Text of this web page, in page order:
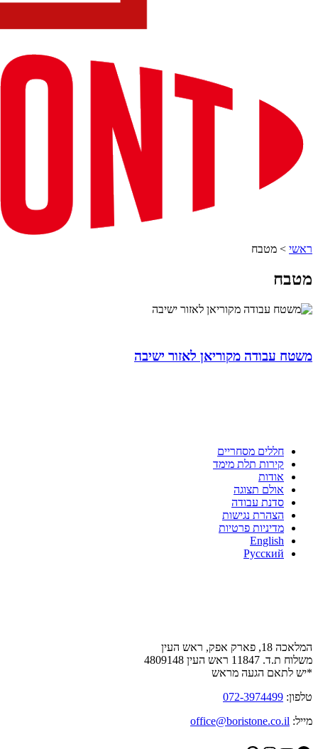
ראשי > מטבח
מטבח
משטח עבודה מקוריאן לאזור ישיבה
חללים מסחריים
קירות תלת מימד
אודות
אולם תצוגה
סדנת עבודה
הצהרת נגישות
מדיניות פרטיות
English
Русский
המלאכה 18, פארק אפק, ראש העין
משלוח ת.ד. 11847 ראש העין 4809148
*יש לתאם הגעה מראש
טלפון: 072-3974499
מייל: office@boristone.co.il